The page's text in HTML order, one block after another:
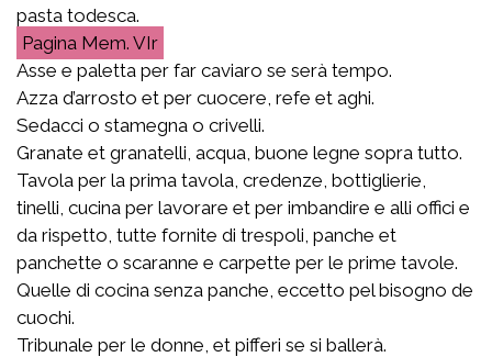
pasta todesca.
Mem. VIr
Asse e paletta per far caviaro se serà tempo.
Azza d’arrosto et per cuocere, refe et aghi.
Sedacci o stamegna o crivelli.
Granate et granatelli, acqua, buone legne sopra tutto.
Tavola per la prima tavola, credenze, bottiglierie,
tinelli, cucina per lavorare et per imbandire e alli offici e
da rispetto, tutte fornite di trespoli, panche et
panchette o scaranne e carpette per le prime tavole.
Quelle di cocina senza panche, eccetto pel bisogno de
cuochi.
Tribunale per le donne, et pifferi se si ballerà.